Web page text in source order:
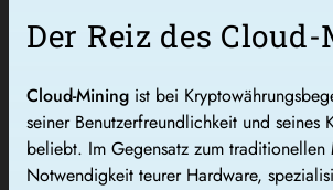
Der Reiz des
Cloud-Mining ist bei
seiner Benutzerfreundlichkeit und seines
beliebt. Im Gegensatz zum
Notwendigkeit teurer Hardware,